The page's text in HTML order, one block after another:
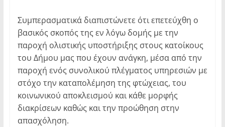
Συμπερασματικά διαπιστώνετε ότι επετεύχθη ο
βασικός σκοπός της εν λόγω δομής με την
παροχή ολιστικής υποστήριξης στους κατοίκους
του Δήμου μας που έχουν ανάγκη, μέσα από την
παροχή ενός συνολικού πλέγματος υπηρεσιών με
στόχο την καταπολέμηση της φτώχειας, του
κοινωνικού αποκλεισμού και κάθε μορφής
διακρίσεων καθώς και την προώθηση στην
απασχόληση.